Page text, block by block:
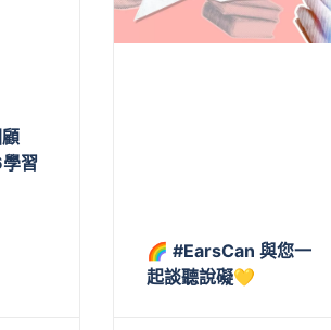
習
🌈 #EarsCan 與您一
起談聽說礙💛